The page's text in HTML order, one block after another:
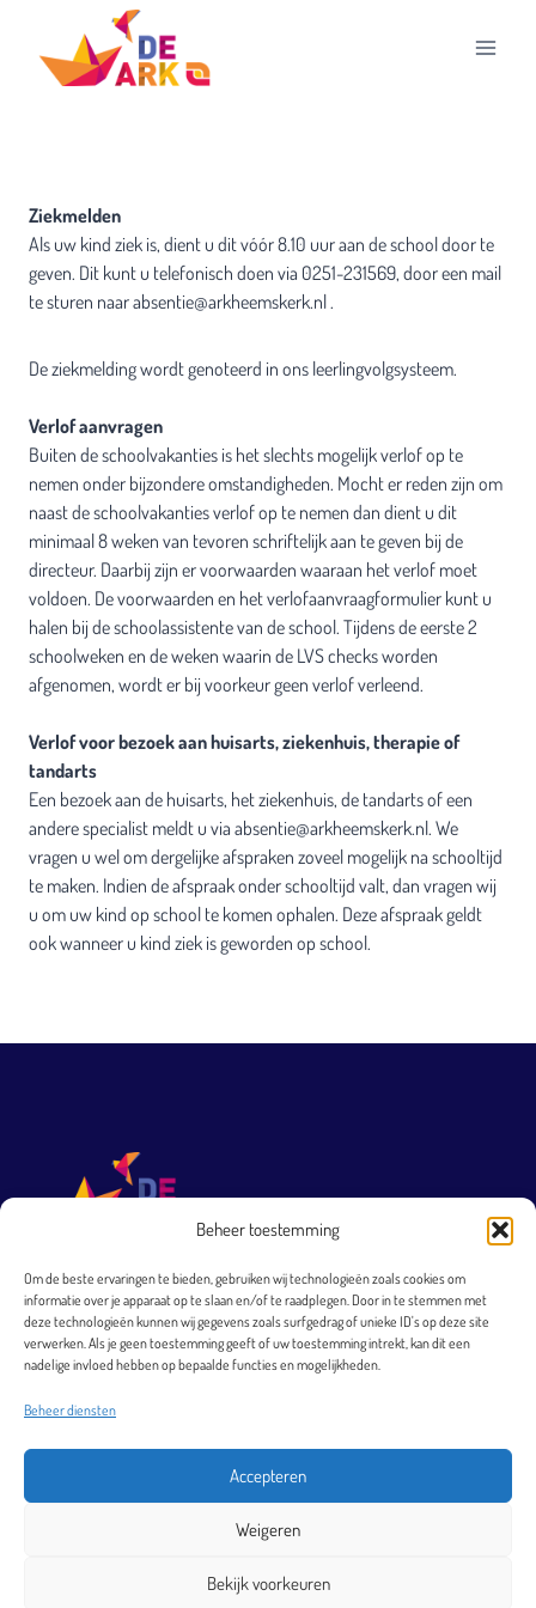
Beheer toestemming
Om de beste ervaringen te bieden, gebruiken wij technologieën zoals cookies om
informatie over je apparaat op te slaan en/of te raadplegen. Door in te stemmen met
deze technologieën kunnen wij gegevens zoals surfgedrag of unieke ID's op deze site
verwerken. Als je geen toestemming geeft of uw toestemming intrekt, kan dit een
nadelige invloed hebben op bepaalde functies en mogelijkheden.
Beheer diensten
Accepteren
Weigeren
Bekijk voorkeuren
inhoud
Ziekmelden
Als uw kind ziek is, dient u dit vóór 8.10 uur aan de school door te
geven. Dit kunt u telefonisch doen via 0251-231569, door een mail
te sturen naar absentie@arkheemskerk.nl .
De ziekmelding wordt genoteerd in ons leerlingvolgsysteem.
Verlof aanvragen
Buiten de schoolvakanties is het slechts mogelijk verlof op te
nemen onder bijzondere omstandigheden. Mocht er reden zijn om
naast de schoolvakanties verlof op te nemen dan dient u dit
minimaal 8 weken van tevoren schriftelijk aan te geven bij de
directeur. Daarbij zijn er voorwaarden waaraan het verlof moet
voldoen. De voorwaarden en het verlofaanvraagformulier kunt u
halen bij de schoolassistente van de school. Tijdens de eerste 2
schoolweken en de weken waarin de LVS checks worden
afgenomen, wordt er bij voorkeur geen verlof verleend.
Verlof voor bezoek aan huisarts, ziekenhuis, therapie of
tandarts
Een bezoek aan de huisarts, het ziekenhuis, de tandarts of een
andere specialist meldt u via absentie@arkheemskerk.nl. We
vragen u wel om dergelijke afspraken zoveel mogelijk na schooltijd
te maken. Indien de afspraak onder schooltijd valt, dan vragen wij
u om uw kind op school te komen ophalen. Deze afspraak geldt
ook wanneer u kind ziek is geworden op school.
T 0251 231 569
directie@arkheemskerk.nl
Postadres